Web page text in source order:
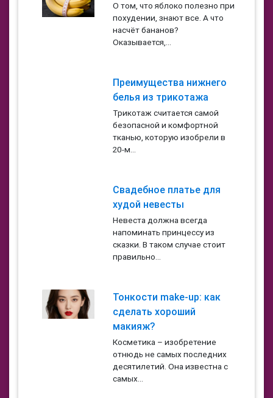
О том, что яблоко полезно при
похудении, знают все. А что
насчёт бананов?
Оказывается,...
Преимущества нижнего
белья из трикотажа
Трикотаж считается самой
безопасной и комфортной
тканью, которую изобрели в
20-м...
Свадебное платье для
худой невесты
Невеста должна всегда
напоминать принцессу из
сказки. В таком случае стоит
правильно...
Тонкости make-up: как
сделать хороший
макияж?
Косметика – изобретение
отнюдь не самых последних
десятилетий. Она известна с
самых...